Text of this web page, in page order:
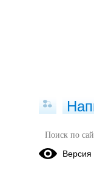
Весенние